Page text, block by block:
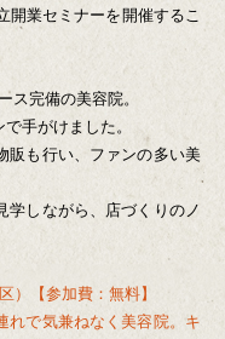
開業セミナーを開催するこ
ス完備の美容院。
手がけました。
販も行い、ファンの多い美
学しながら、店づくりのノ
）【参加費：無料】
れで気兼ねなく美容院。キ